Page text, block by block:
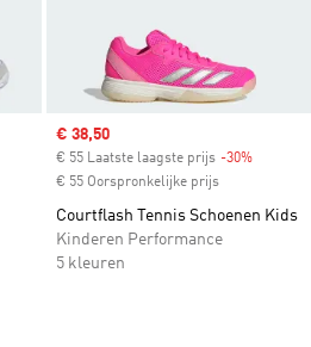
Sale price
€ 38,50
€ 55 Laatste laagste prijs -30%
€ 55 Oorspronkelijke prijs
Courtflash Tennis Schoenen Kids
Kinderen Performance
5 kleuren